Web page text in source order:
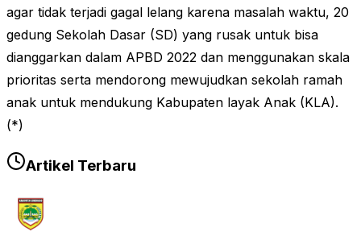
agar tidak terjadi gagal lelang karena masalah waktu, 20
gedung Sekolah Dasar (SD) yang rusak untuk bisa
dianggarkan dalam APBD 2022 dan menggunakan skala
prioritas serta mendorong mewujudkan sekolah ramah
anak untuk mendukung Kabupaten layak Anak (KLA).
(*)
Artikel Terbaru